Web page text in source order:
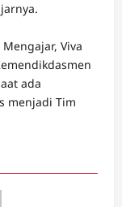
Viva
ada
menjadi Tim